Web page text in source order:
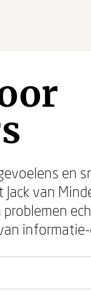
en
Jack van